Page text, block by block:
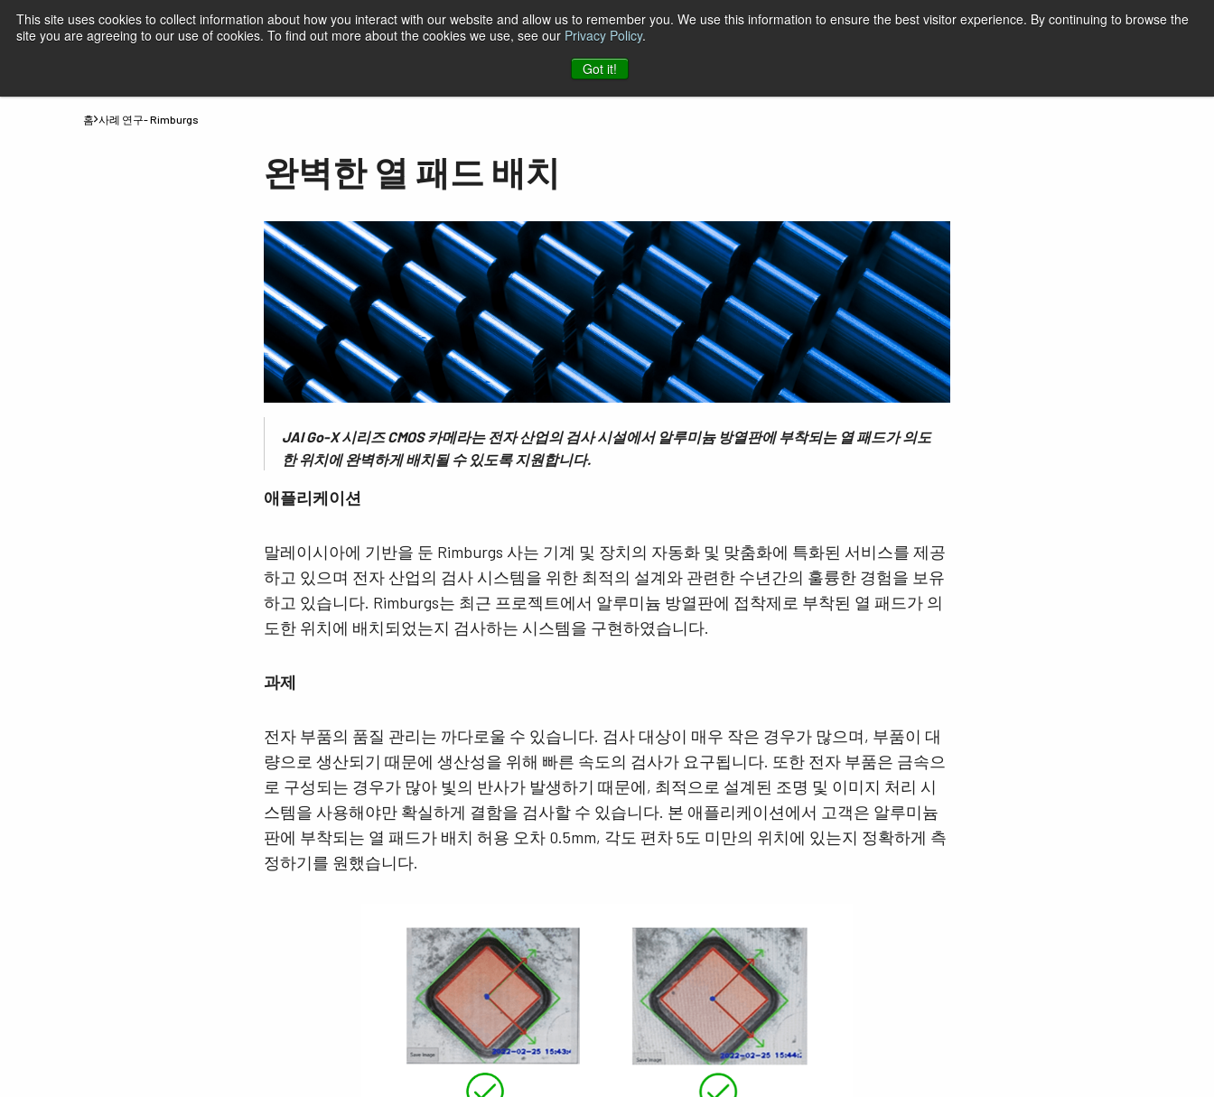
This site uses cookies to collect information about how you interact with our website and allow us to remember you. We use this information to ensure the best visitor experience. By continuing to browse the
site you are agreeing to our use of cookies. To find out more about the cookies we use, see our Privacy Policy.
Got it!
인쇄 지원 및 소프트웨어 한국어
JAI에 문의하기
홈 사례 연구- Rimburgs
완벽한 열 패드 배치
JAI Go-X 시리즈 CMOS 카메라는 전자 산업의 검사 시설에서 알루미늄 방열판에 부착되는 열 패드가 의도
한 위치에 완벽하게 배치될 수 있도록 지원합니다.
애플리케이션
말레이시아에 기반을 둔 Rimburgs 사는 기계 및 장치의 자동화 및 맞춤화에 특화된 서비스를 제공
하고 있으며 전자 산업의 검사 시스템을 위한 최적의 설계와 관련한 수년간의 훌륭한 경험을 보유
하고 있습니다. Rimburgs는 최근 프로젝트에서 알루미늄 방열판에 접착제로 부착된 열 패드가 의
도한 위치에 배치되었는지 검사하는 시스템을 구현하였습니다.
과제
전자 부품의 품질 관리는 까다로울 수 있습니다. 검사 대상이 매우 작은 경우가 많으며, 부품이 대
량으로 생산되기 때문에 생산성을 위해 빠른 속도의 검사가 요구됩니다. 또한 전자 부품은 금속으
로 구성되는 경우가 많아 빛의 반사가 발생하기 때문에, 최적으로 설계된 조명 및 이미지 처리 시
스템을 사용해야만 확실하게 결함을 검사할 수 있습니다. 본 애플리케이션에서 고객은 알루미늄
판에 부착되는 열 패드가 배치 허용 오차 0.5mm, 각도 편차 5도 미만의 위치에 있는지 정확하게 측
정하기를 원했습니다.